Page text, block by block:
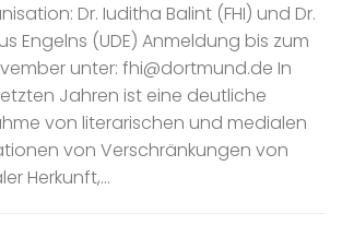
Dr. Iuditha Balint (FHI) und Dr.
Engelns (UDE) Anmeldung bis zum
unter: fhi@dortmund.de In
Jahren ist eine deutliche
von literarischen und medialen
von Verschränkungen von
Herkunft,...